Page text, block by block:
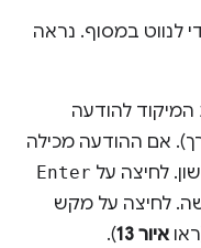
במסוף. נראה
להודעה
אם ההודעה מכילה
לחיצה על Enter
לחיצה על מקש
איור 13 ).